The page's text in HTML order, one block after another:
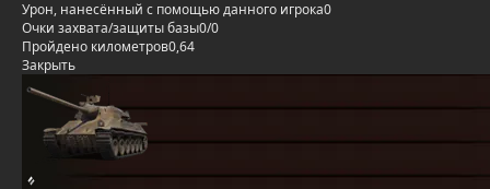
Урон, нанесённый с помощью данного игрока0
Очки захвата/защиты базы0/0
Пройдено километров0,64
Закрыть